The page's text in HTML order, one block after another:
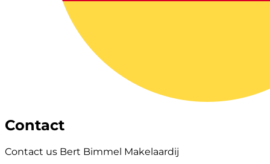
Contact
Contact us Bert Bimmel Makelaardij